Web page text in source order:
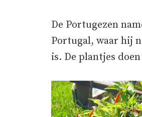
De Portugezen
Portugal, waar hij
is. De plantjes